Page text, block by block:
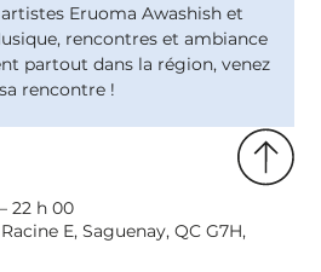
Eruoma Awashish et
rencontres et ambiance
partout dans la région, venez
rencontre !
22 h 00
E, Saguenay, QC G7H,